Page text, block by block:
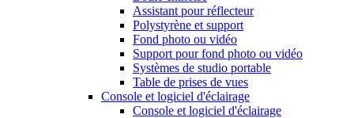
Assistant pour réflecteur
Polystyrène et support
Fond photo ou vidéo
Support pour fond photo ou vidéo
Systèmes de studio portable
Table de prises de vues
Console et logiciel d'éclairage
Console et logiciel d'éclairage